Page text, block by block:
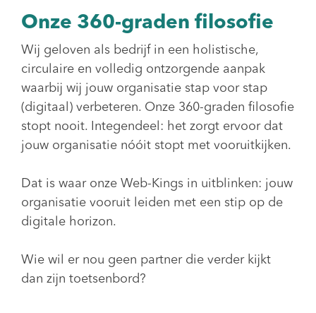
Onze 360-graden filosofie
Wij geloven als bedrijf in een holistische,
circulaire en volledig ontzorgende aanpak
waarbij wij jouw organisatie stap voor stap
(digitaal) verbeteren. Onze 360-graden filosofie
stopt nooit. Integendeel: het zorgt ervoor dat
jouw organisatie nóóit stopt met vooruitkijken.
Dat is waar onze Web-Kings in uitblinken: jouw
organisatie vooruit leiden met een stip op de
digitale horizon.
Wie wil er nou geen partner die verder kijkt
dan zijn toetsenbord?